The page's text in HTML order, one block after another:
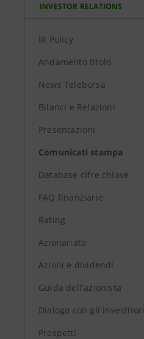
INVESTOR RELATIONS
IR Policy
Andamento titolo
News Teleborsa
Bilanci e Relazioni
Presentazioni
Comunicati stampa
Database cifre chiave
FAQ finanziarie
Rating
Azionariato
Azioni e dividendi
Guida dell'azionista
Dialogo con gli investitori
Prospetti